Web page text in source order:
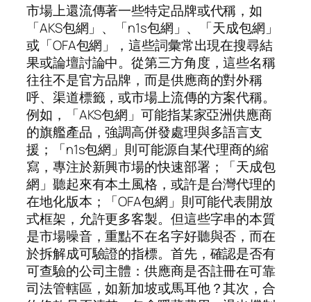
市場上還流傳著一些特定品牌或代稱，如
「AKS包網」、「n1s包網」、「天成包網」
或「OFA包網」，這些詞彙常出現在搜尋結
果或論壇討論中。從第三方角度，這些名稱
往往不是官方品牌，而是供應商的對外稱
呼、渠道標籤，或市場上流傳的方案代稱。
例如，「AKS包網」可能指某家亞洲供應商
的旗艦產品，強調高併發處理與多語言支
援；「n1s包網」則可能源自某代理商的縮
寫，專注於新興市場的快速部署；「天成包
網」聽起來有本土風格，或許是台灣代理的
在地化版本；「OFA包網」則可能代表開放
式框架，允許更多客製。但這些字串的本質
是市場噪音，重點不在名字好聽與否，而在
於拆解成可驗證的指標。首先，確認是否有
可查驗的公司主體：供應商是否註冊在可靠
司法管轄區，如新加坡或馬耳他？其次，合